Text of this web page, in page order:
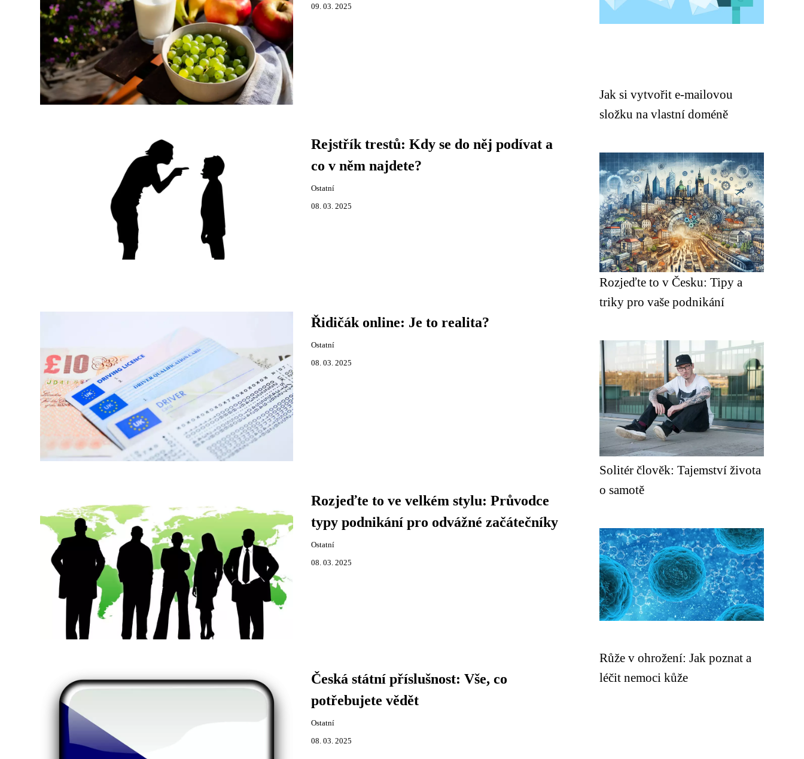
09. 03. 2025
Rejstřík trestů: Kdy se do něj podívat a
co v něm najdete?
Ostatní
08. 03. 2025
Řidičák online: Je to realita?
Ostatní
08. 03. 2025
Rozjeďte to ve velkém stylu: Průvodce
typy podnikání pro odvážné začátečníky
Ostatní
08. 03. 2025
Česká státní příslušnost: Vše, co
potřebujete vědět
Ostatní
08. 03. 2025
Jak si vytvořit e-mailovou
složku na vlastní doméně
Rozjeďte to v Česku: Tipy a
triky pro vaše podnikání
Solitér člověk: Tajemství života
o samotě
Růže v ohrožení: Jak poznat a
léčit nemoci kůže